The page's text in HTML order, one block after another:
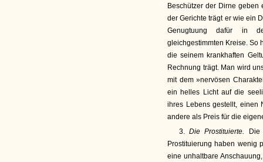
Beschützer der Dirne geben
der Gerichte trägt er wie ein
Genugtuung dafür in
gleichgestimmten Kreise. So
die seinem krankhaften
Rechnung trägt. Man wird
mit dem »nervösen
ein helles Licht auf die
ihres Lebens gestellt, einen
andere als Preis für die
3.Die Prostituierte.
Prostituierung haben wenig
eine unhaltbare